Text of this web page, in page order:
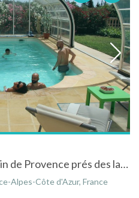
L'ensoleillade ...un petit coin de Provence prés des lacs et Forêt
Alpes-Côte d'Azur, France